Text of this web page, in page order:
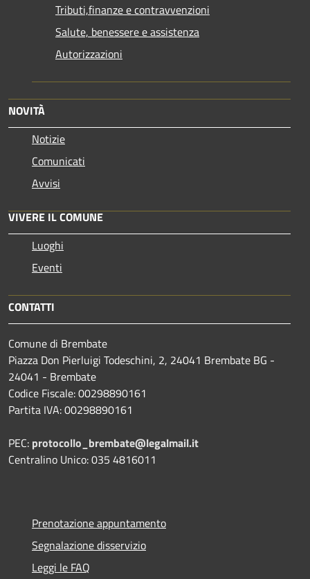
Tributi,finanze e contravvenzioni
Salute, benessere e assistenza
Autorizzazioni
NOVITÀ
Notizie
Comunicati
Avvisi
VIVERE IL COMUNE
Luoghi
Eventi
CONTATTI
Comune di Brembate
Piazza Don Pierluigi Todeschini, 2, 24041 Brembate BG -
24041 - Brembate
Codice Fiscale: 00298890161
Partita IVA: 00298890161
PEC: protocollo_brembate@legalmail.it
Centralino Unico: 035 4816011
Prenotazione appuntamento
Segnalazione disservizio
Leggi le FAQ